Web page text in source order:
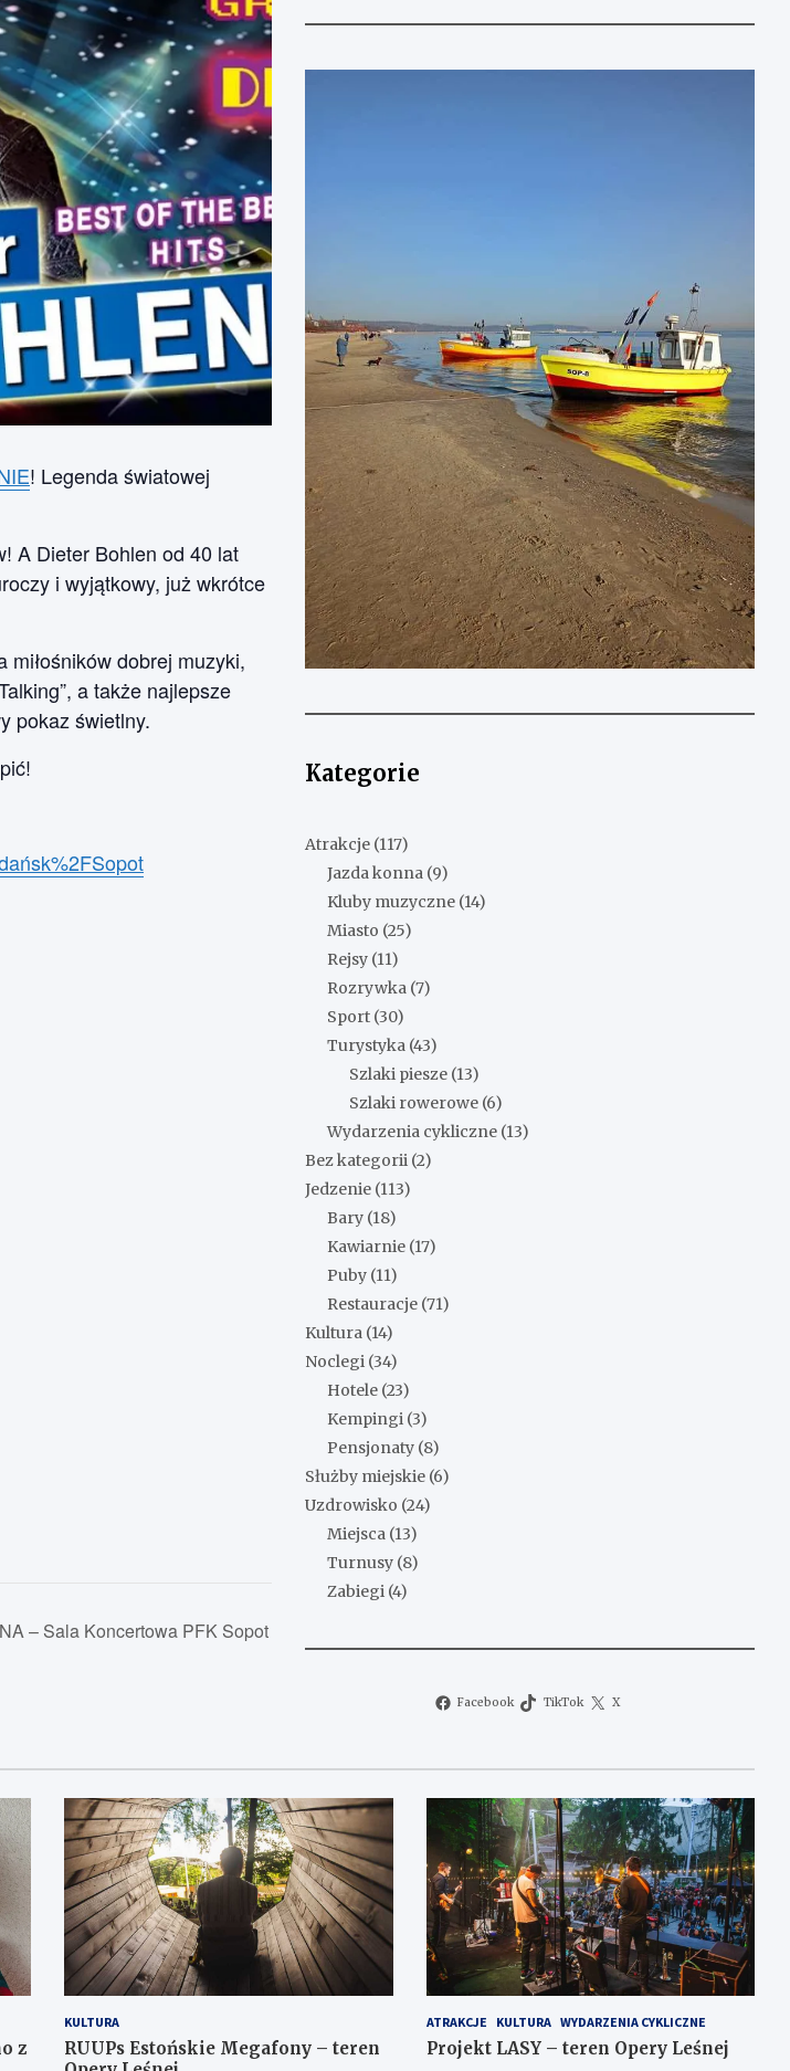
! Legenda światowej
A Dieter Bohlen od 40 lat
i wyjątkowy, już wkrótce
dobrej muzyki,
a także najlepsze
pokaz świetlny.
– Sala Koncertowa PFK Sopot
n
Kategorie
Atrakcje (117)
Jazda konna (9)
Kluby muzyczne (14)
Miasto (25)
Rejsy (11)
Rozrywka (7)
Sport (30)
Turystyka (43)
Szlaki piesze (13)
Szlaki rowerowe (6)
Wydarzenia cykliczne (13)
Bez kategorii (2)
Jedzenie (113)
Bary (18)
Kawiarnie (17)
Puby (11)
Restauracje (71)
Kultura (14)
Noclegi (34)
Hotele (23)
Kempingi (3)
Pensjonaty (8)
Służby miejskie (6)
Uzdrowisko (24)
Miejsca (13)
Turnusy (8)
Zabiegi (4)
Facebook TikTok X
z
KULTURA
RUUPs Estońskie Megafony – teren
ATRAKCJE KULTURA WYDARZENIA CYKLICZNE
Projekt LASY – teren Opery Leśnej